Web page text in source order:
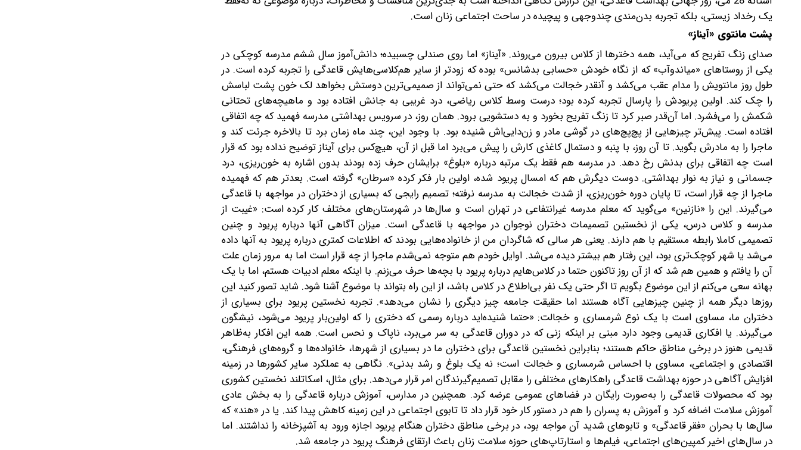
یک رخداد زیستی، بلکه تجربه بدن‌مندی چندوجهی و پیچیده‌ در ساحت اجتماعی زنان است.
پشت مانتوی «آیناز»
صدای زنگ تفریح که می‌آید، همه دخترها از کلاس بیرون می‌روند. «آیناز» اما روی صندلی‌ چسبیده؛ دانش‌آموز سال ششم مدرسه کوچکی در
یکی از روستاهای «میاندوآب» که از نگاه خودش «حسابی بدشانس» بوده که زودتر از سایر هم‌کلاسی‌هایش قاعدگی را تجربه کرده است. در
طول روز مانتویش را مدام عقب می‌کشد و آنقدر خجالت می‌کشد که حتی نمی‌تواند از صمیمی‌ترین دوستش بخواهد لک خون پشت لباسش
را چک کند. اولین پریودش را پارسال تجربه کرده بود؛ درست وسط کلاس ریاضی، درد غریبی به جانش افتاده بود و ماهیچه‌های تحتانی
شکمش را می‌فشرد. اما آن‌قدر صبر کرد تا زنگ تفریح بخورد و به دستشویی برود. همان روز، در سرویس بهداشتی مدرسه فهمید که چه اتفاقی
افتاده است. پیش‌تر چیزهایی از پچ‌پچ‌های در گوشی مادر و زن‌دایی‌اش شنیده بود. با وجود این، چند ماه زمان برد تا بالاخره جرئت کند و
ماجرا را به مادرش بگوید. تا آن روز، با پنبه و دستمال کاغذی کارش را پیش می‌برد اما قبل از آن، هیچ‌کس برای آیناز توضیح نداده بود که قرار
است چه اتفاقی برای بدنش رخ دهد. در مدرسه هم فقط یک مرتبه درباره «بلوغ» برایشان حرف زده بودند بدون اشاره به خون‌ریزی، درد
جسمانی و نیاز به نوار بهداشتی. دوست دیگرش هم که امسال پریود شده، اولین بار فکر کرده «سرطان» گرفته است. بعدتر هم که فهمیده
ماجرا از چه قرار است، تا پایان دوره خون‌ریزی، از شدت خجالت به مدرسه نرفته؛ تصمیم رایجی که بسیاری از دختران در مواجهه با قاعدگی
می‌گیرند. این را «نازنین» می‌گوید که معلم مدرسه غیرانتفاعی در تهران است و سال‌ها در شهرستان‌های مختلف کار کرده است: «غیبت از
مدرسه و کلاس درس، یکی از نخستین تصمیمات دختران نوجوان در مواجهه با قاعدگی است. میزان آگاهی آنها درباره پریود و چنین
تصمیمی کاملا رابطه مستقیم با هم دارند. یعنی هر سالی که شاگردان من از خانواده‌هایی بودند که اطلاعات کمتری درباره پریود به آنها داده
می‌شد یا شهر کوچک‌تری بود، این رفتار هم بیشتر دیده می‌شد. اوایل خودم هم متوجه نمی‌شدم ماجرا از چه قرار است اما به مرور زمان علت
آن را یافتم و همین هم شد که از آن روز تاکنون حتما در کلاس‌هایم درباره پریود با بچه‌ها حرف می‌زنم. با اینکه معلم ادبیات هستم، اما با یک
بهانه سعی می‌کنم از این موضوع بگویم تا اگر حتی یک نفر بی‌اطلاع در کلاس باشد، از این راه بتواند با موضوع آشنا شود. شاید تصور کنید این
روزها دیگر همه از چنین چیزهایی آگاه هستند اما حقیقت جامعه چیز دیگری را نشان می‌دهد». تجربه نخستین پریود برای بسیاری از
دختران ما، مساوی است با یک نوع شرمساری و خجالت: «حتما شنیده‌اید درباره رسمی که دختری را که اولین‌بار پریود می‌شود، نیشگون
می‌گیرند. یا افکاری قدیمی وجود دارد مبنی بر اینکه زنی که در دوران قاعدگی به سر می‌برد، ناپاک و نحس است. همه این افکار به‌ظاهر
قدیمی هنوز در برخی مناطق حاکم هستند؛ بنابراین نخستین قاعدگی برای دختران ما در بسیاری از شهرها، خانواده‌ها و گروه‌های فرهنگی،
اقتصادی و اجتماعی، مساوی با احساس شرمساری و خجالت است؛ نه یک بلوغ و رشد بدنی». نگاهی به عملکرد سایر کشورها در زمینه
افزایش آگاهی در حوزه بهداشت قاعدگی راهکارهای مختلفی را مقابل تصمیم‌گیرندگان امر قرار می‌دهد. برای مثال، اسکاتلند‌ نخستین کشوری
بود که محصولات قاعدگی را به‌صورت رایگان در فضاهای عمومی عرضه کرد. همچنین در مدارس، آموزش درباره قاعدگی را به بخش عادی
آموزش سلامت اضافه کرد و آموزش به پسران را هم در دستور کار خود قرار داد تا تابوی اجتماعی در این زمینه کاهش پیدا کند. یا در «هند» که
سال‌ها با بحران «فقر قاعدگی» و تابوهای شدید آن مواجه بود، در برخی مناطق دختران هنگام پریود اجازه ورود به آشپزخانه را نداشتند. اما
در سال‌های اخیر کمپین‌های اجتماعی، فیلم‌ها و استارتاپ‌های حوزه سلامت زنان باعث ارتقای فرهنگ پریود در جامعه شد.